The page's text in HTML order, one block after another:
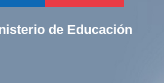
de Educación